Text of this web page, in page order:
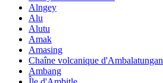
Alngey
Alu
Alutu
Amak
Amasing
Chaîne volcanique d'Ambalatungan
Ambang